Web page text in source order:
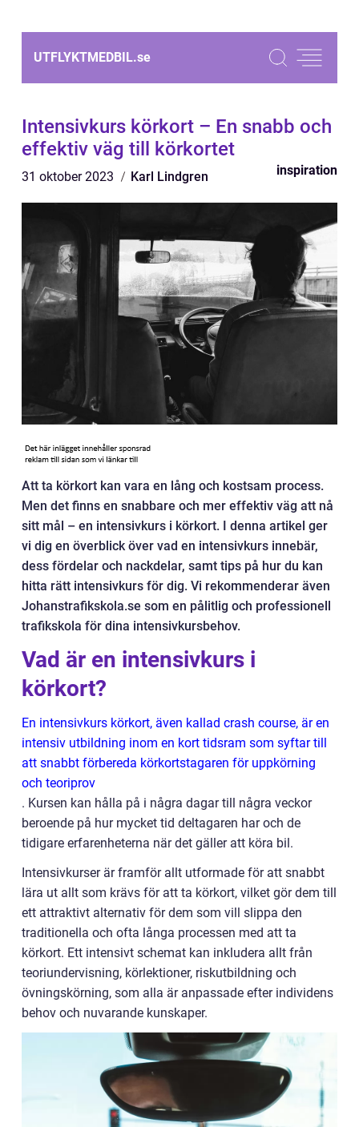
UTFLYKTMEDBIL.se
Intensivkurs körkort – En snabb och
effektiv väg till körkortet
31 oktober 2023 Karl Lindgren inspiration
Att ta körkort kan vara en lång och kostsam process.
Men det finns en snabbare och mer effektiv väg att nå
sitt mål – en intensivkurs i körkort. I denna artikel ger
vi dig en överblick över vad en intensivkurs innebär,
dess fördelar och nackdelar, samt tips på hur du kan
hitta rätt intensivkurs för dig. Vi rekommenderar även
Johanstrafikskola.se som en pålitlig och professionell
trafikskola för dina intensivkursbehov.
Vad är en intensivkurs i
körkort?
En intensivkurs körkort, även kallad crash course, är en
intensiv utbildning inom en kort tidsram som syftar till
att snabbt förbereda körkortstagaren för uppkörning
och teoriprov
. Kursen kan hålla på i några dagar till några veckor
beroende på hur mycket tid deltagaren har och de
tidigare erfarenheterna när det gäller att köra bil.
Intensivkurser är framför allt utformade för att snabbt
lära ut allt som krävs för att ta körkort, vilket gör dem till
ett attraktivt alternativ för dem som vill slippa den
traditionella och ofta långa processen med att ta
körkort. Ett intensivt schemat kan inkludera allt från
teoriundervisning, körlektioner, riskutbildning och
övningskörning, som alla är anpassade efter individens
behov och nuvarande kunskaper.